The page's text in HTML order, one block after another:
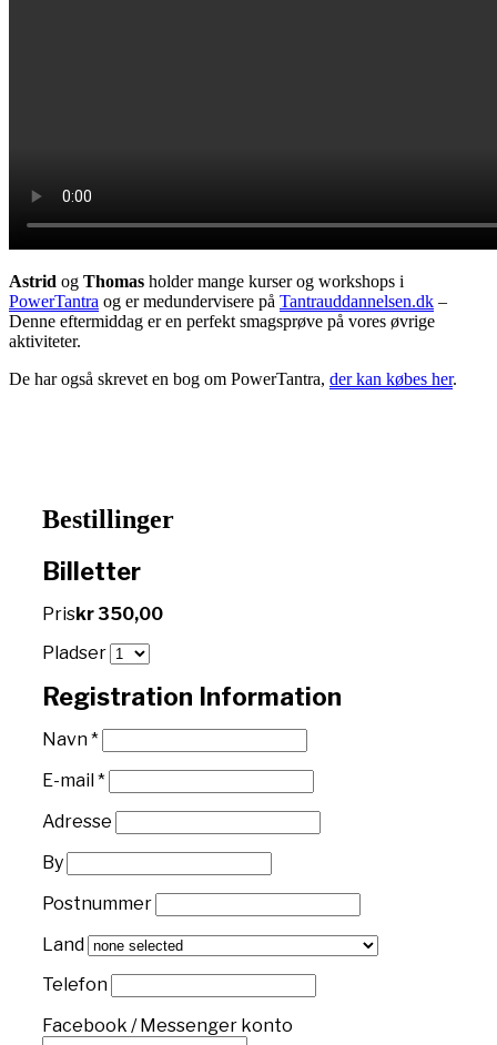
Astrid og Thomas holder mange kurser og workshops i
PowerTantra og er medundervisere på Tantrauddannelsen.dk –
Denne eftermiddag er en perfekt smagsprøve på vores øvrige
aktiviteter.
De har også skrevet en bog om PowerTantra, der kan købes her.
Bestillinger
Billetter
Priskr 350,00
Pladser
Registration Information
Navn*
E-mail*
Adresse
By
Postnummer
Land
Telefon
Facebook / Messenger konto